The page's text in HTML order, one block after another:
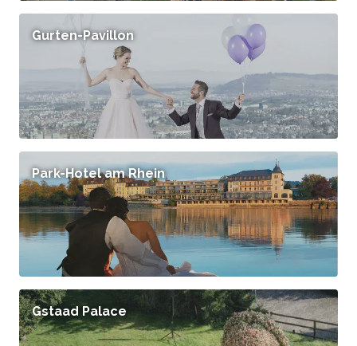
Gurten-Pavillon
Park-Hotel am Rhein
Gstaad Palace